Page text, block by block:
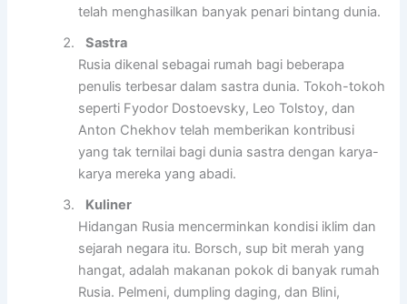
telah menghasilkan banyak penari bintang dunia.
Sastra
Rusia dikenal sebagai rumah bagi beberapa
penulis terbesar dalam sastra dunia. Tokoh-tokoh
seperti Fyodor Dostoevsky, Leo Tolstoy, dan
Anton Chekhov telah memberikan kontribusi
yang tak ternilai bagi dunia sastra dengan karya-
karya mereka yang abadi.
Kuliner
Hidangan Rusia mencerminkan kondisi iklim dan
sejarah negara itu. Borsch, sup bit merah yang
hangat, adalah makanan pokok di banyak rumah
Rusia. Pelmeni, dumpling daging, dan Blini,